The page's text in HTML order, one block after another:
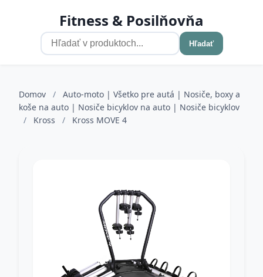
Fitness & Posilňovňa
Hľadať
Domov /
Auto-moto | Všetko pre autá | Nosiče, boxy a
koše na auto | Nosiče bicyklov na auto | Nosiče bicyklov
/
Kross / Kross MOVE 4